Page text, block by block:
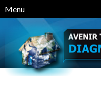
Menu
Panneau de gestion des